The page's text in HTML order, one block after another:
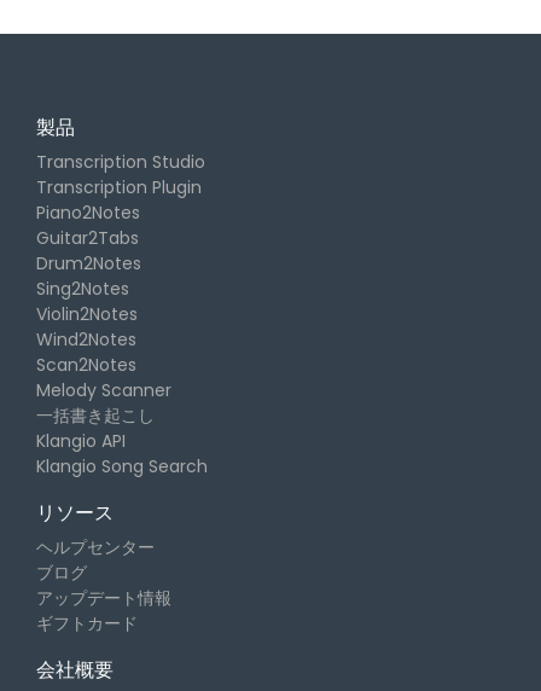
製品
Transcription Studio
Transcription Plugin
Piano2Notes
Guitar2Tabs
Drum2Notes
Sing2Notes
Violin2Notes
Wind2Notes
Scan2Notes
Melody Scanner
一括書き起こし
Klangio API
Klangio Song Search
リソース
ヘルプセンター
ブログ
アップデート情報
ギフトカード
会社概要